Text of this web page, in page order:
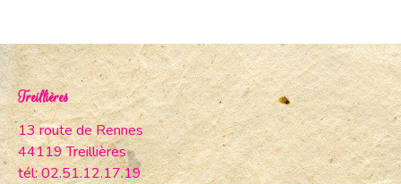
Treillières
13 route de Rennes
44119 Treillières
tél: 02.51.12.17.19